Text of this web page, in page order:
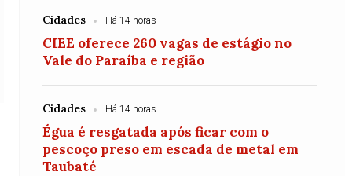
Cidades Há 14 horas
CIEE oferece 260 vagas de estágio no
Vale do Paraíba e região
Cidades Há 14 horas
Égua é resgatada após ficar com o
pescoço preso em escada de metal em
Taubaté